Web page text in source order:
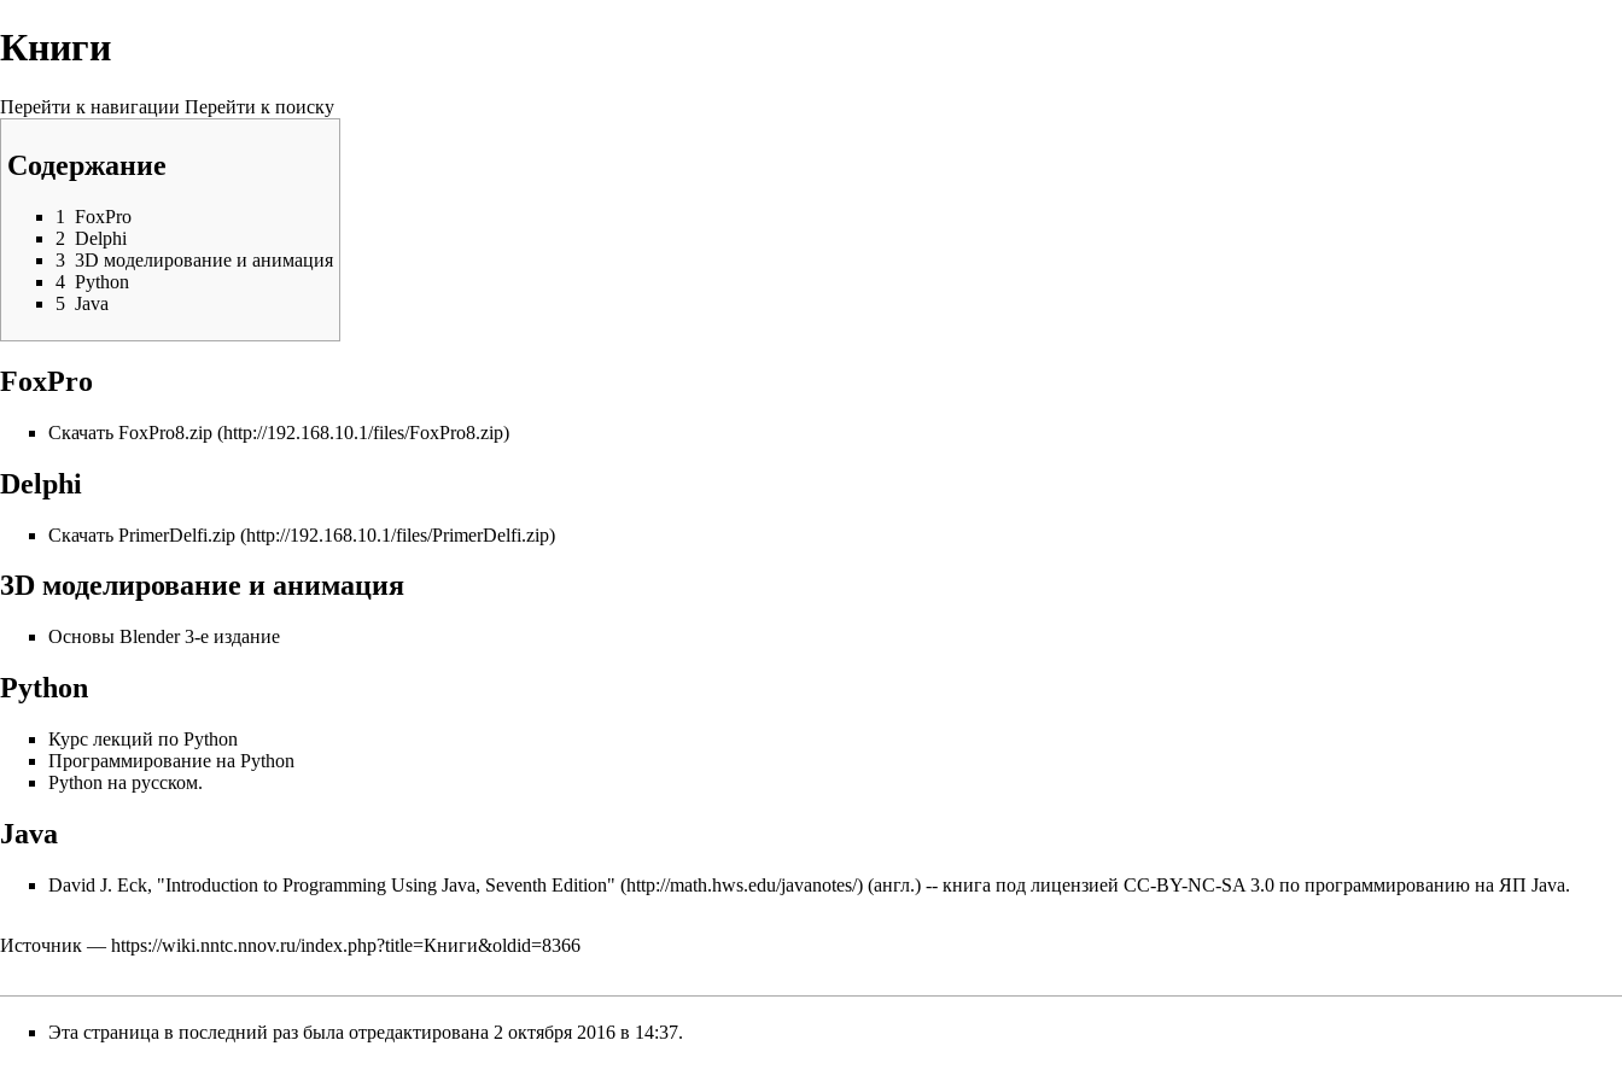
Книги
Перейти к навигации Перейти к поиску
Содержание
1
FoxPro
2 Delphi
3 3D моделирование и анимация
4 Python
5 Java
FoxPro
Скачать FoxPro8.zip
Delphi
Скачать PrimerDelfi.zip
3D моделирование и анимация
Основы Blender 3-е издание
Python
‎Курс лекций по Python
Программирование на Python
‎‎Python на русском.
Java
David J. Eck, "Introduction to Programming Using Java, Seventh Edition" (англ.) -- книга под лицензией CC-BY-NC-SA 3.0 по программированию на ЯП Java.
Источник — https://wiki.nntc.nnov.ru/index.php?title=Книги&oldid=8366
Эта страница в последний раз была отредактирована 2 октября 2016 в 14:37.